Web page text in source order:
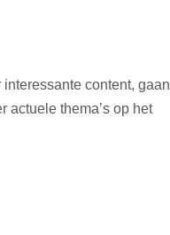
content, gaan
actuele thema’s op het